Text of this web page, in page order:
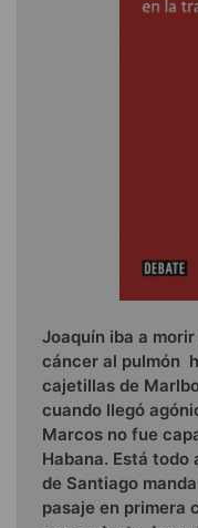
Joaquín iba a
cáncer al pulmón
cajetillas de
cuando llegó
Marcos no fue
Habana. Está todo
de Santiago
pasaje en prime­ra